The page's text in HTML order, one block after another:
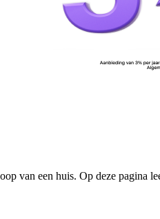
van een huis. Op deze pagina